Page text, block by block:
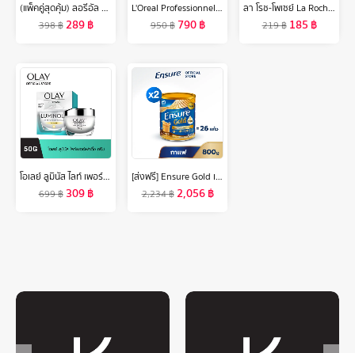
(แพ็คคู่สุดคุ้ม) ลอรีอัล ปารีส ไกลโคลิค-ไบรท์ โกลว์อิ้ง เดลี่ คลีนเซอร์ โฟม 100 มล.x2 (Loreal Glycolic, จุดด่างดำดูลดเลือน)
398฿289฿
L'Oreal Professionnel SERIOXYL ADVANCED DENSIFYING SHAMPOO 300ML แชมพูสำหรับผู้มีปัญหาผมลีบบาง (แชมพูแก้ผมร่วง,ผมร่วง,L'Oreal Pro,L'Oreal Professional,LOreal Pro,LOreal Professional)
950฿ 790฿
ลา โรช-โพเซย์ La Roche-Posay Effaclar DUO+M มอยซ์เจอไรเซอร์บำรุงผิว ช่วยลดปัญหาสิวเกิดซ้ำ รอยดำ รอยแดง 7.5ml.(ครีมบำรุงหน้า ครีมช่วยลดปัญหาสิว)
219฿ 185 ฿
โอเลย์ ลูมินัส ไลท์ เพอร์เฟคติ้ง เดย์ครีม 50 กรัม. ไนอะซินาไมด์ กระจ่างใส สกินแคร์ Olay Luminous Light Perfecting Day SPF 15 PA++ 50G
699฿ 309฿
[ส่งฟรี] Ensure Gold เอนชัวร์ โกลด์ กลิ่นกาแฟ 800g 2 กระป๋อง Ensure Gold Coffee 800g x2
2,234฿2,056฿